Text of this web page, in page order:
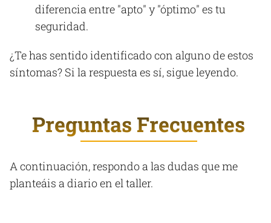
diferencia entre "apto" y "óptimo" es tu
seguridad.
¿Te has sentido identificado con alguno de estos
síntomas? Si la respuesta es sí, sigue leyendo.
Preguntas Frecuentes
A continuación, respondo a las dudas que me
planteáis a diario en el taller.